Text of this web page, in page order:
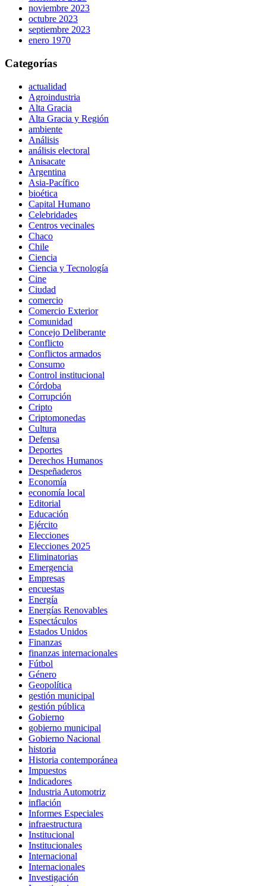
noviembre 2023
octubre 2023
septiembre 2023
enero 1970
Categorías
actualidad
Agroindustria
Alta Gracia
Alta Gracia y Región
ambiente
Análisis
análisis electoral
Anisacate
Argentina
Asia-Pacífico
bioética
Capital Humano
Celebridades
Centros vecinales
Chaco
Chile
Ciencia
Ciencia y Tecnología
Cine
Ciudad
comercio
Comercio Exterior
Comunidad
Concejo Deliberante
Conflicto
Conflictos armados
Consumo
Control institucional
Córdoba
Corrupción
Cripto
Criptomonedas
Cultura
Defensa
Deportes
Derechos Humanos
Despeñaderos
Economía
economía local
Editorial
Educación
Ejército
Elecciones
Elecciones 2025
Eliminatorias
Emergencia
Empresas
encuestas
Energía
Energías Renovables
Espectáculos
Estados Unidos
Finanzas
finanzas internacionales
Fútbol
Género
Geopolítica
gestión municipal
gestión pública
Gobierno
gobierno municipal
Gobierno Nacional
historia
Historia contemporánea
Impuestos
Indicadores
Industria Automotriz
inflación
Informes Especiales
infraestructura
Institucional
Institucionales
Internacional
Internacionales
Investigación